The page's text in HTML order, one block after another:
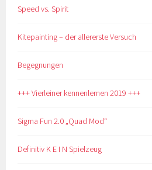
Speed vs. Spirit
Kitepainting – der allererste Versuch
Begegnungen
+++ Vierleiner kennenlernen 2019 +++
Sigma Fun 2.0 „Quad Mod“
Definitiv K E I N Spielzeug